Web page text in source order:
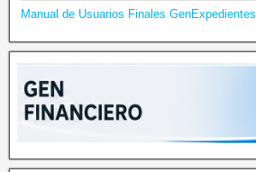
Manual de Usuarios Finales GenExpedientes